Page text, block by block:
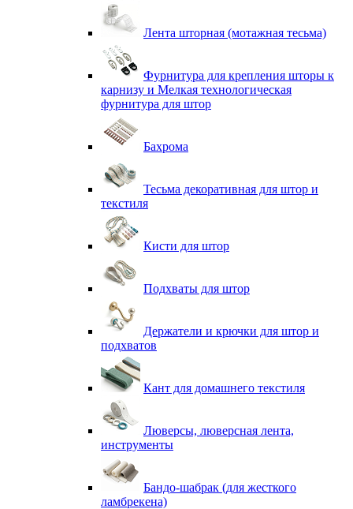
Лента шторная (мотажная тесьма)
Фурнитура для крепления шторы к
карнизу и Мелкая технологическая
фурнитура для штор
Бахрома
Тесьма декоративная для штор и
текстиля
Кисти для штор
Подхваты для штор
Держатели и крючки для штор и
подхватов
Кант для домашнего текстиля
Люверсы, люверсная лента,
инструменты
Бандо-шабрак (для жесткого
ламбрекена)